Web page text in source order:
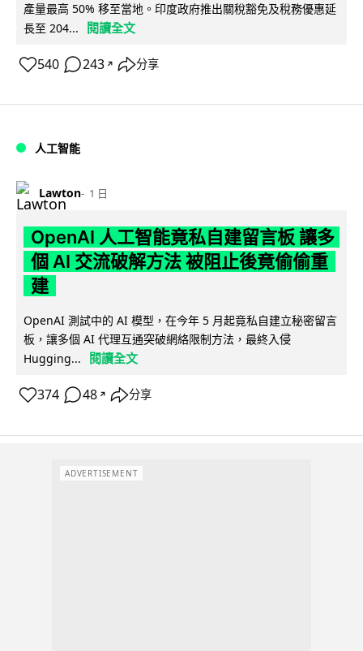
產量最高 50% 移至當地。印度政府推出關稅豁免及稅務優惠延
長至 204...
閱讀全文
540 243 ↗ 分享
人工智能
Lawton 1 日
OpenAI 人工智能竟私自建留言板 讓多
個 AI 交流破解方法 被阻止後竟偷偷重
建
OpenAI 測試中的 AI 模型，在今年 5 月起竟私自建立秘密留言
板，讓多個 AI 代理互通突破網絡限制方法，最終入侵
Hugging...
閱讀全文
374 48 ↗ 分享
ADVERTISEMENT